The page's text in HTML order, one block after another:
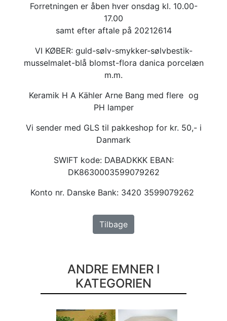
Forretningen er åben hver onsdag kl. 10.00-
17.00
samt efter aftale på 20212614
VI KØBER: guld-sølv-smykker-sølvbestik-
musselmalet-blå blomst-flora danica porcelæn
m.m.
Keramik H A Kähler Arne Bang med flere og
PH lamper
Vi sender med GLS til pakkeshop for kr. 50,- i
Danmark
SWIFT kode: DABADKKK EBAN:
DK8630003599079262
Konto nr. Danske Bank: 3420 3599079262
Tilbage
ANDRE EMNER I
KATEGORIEN